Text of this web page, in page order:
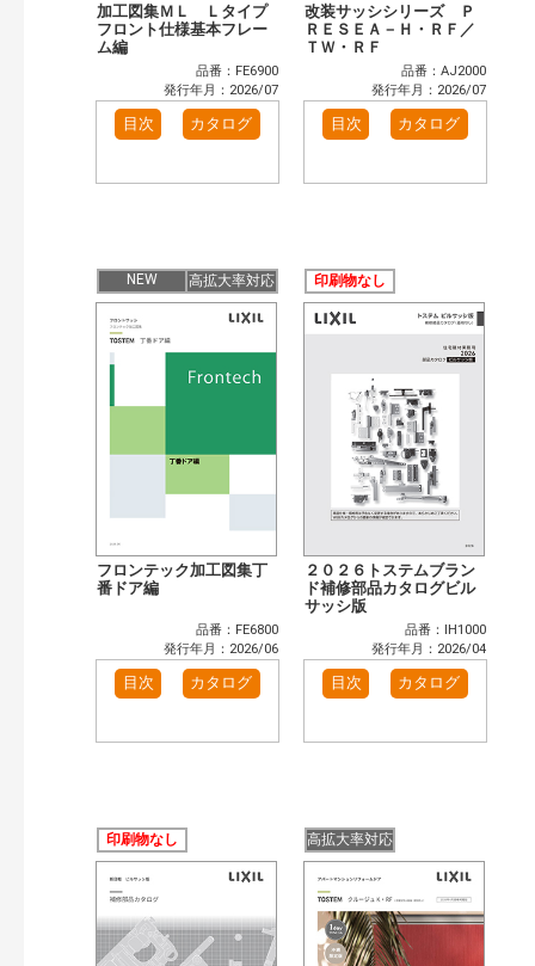
加工図集ＭＬ Ｌタイプ
フロント仕様基本フレー
ム編
品番：FE6900
発行年月：2026/07
目次 カタログ
改装サッシシリーズ Ｐ
ＲＥＳＥＡ－Ｈ・ＲＦ／
ＴＷ・ＲＦ
品番：AJ2000
発行年月：2026/07
目次 カタログ
NEW 高拡大率対応
フロンテック加工図集丁
番ドア編
品番：FE6800
発行年月：2026/06
目次 カタログ
印刷物なし
２０２６トステムブラン
ド補修部品カタログビル
サッシ版
品番：IH1000
発行年月：2026/04
目次 カタログ
印刷物なし 高拡大率対応